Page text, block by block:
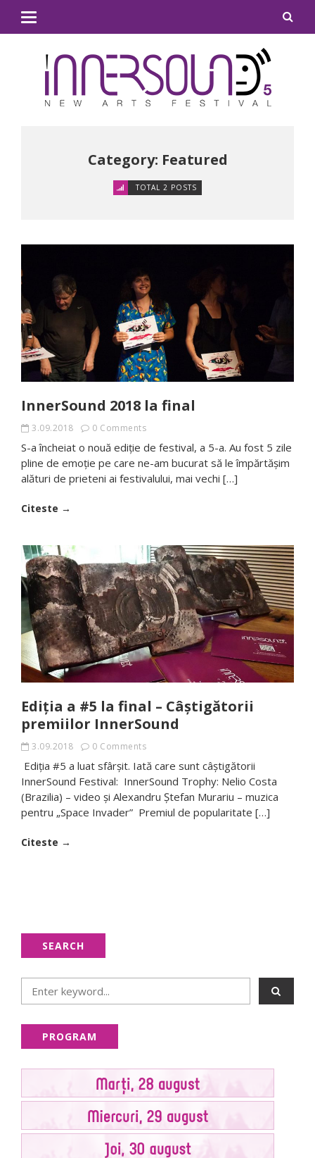
Category: Featured
TOTAL 2 POSTS
InnerSound 2018 la final
3.09.2018 0 Comments
S-a încheiat o nouă ediţie de festival, a 5-a. Au fost 5 zile
pline de emoţie pe care ne-am bucurat să le împărtăşim
alături de prieteni ai festivalului, mai vechi […]
Citeste →
Ediţia a #5 la final – Câştigătorii
premiilor InnerSound
3.09.2018 0 Comments
Ediția #5 a luat sfârșit. Iată care sunt câștigătorii
InnerSound Festival: InnerSound Trophy: Nelio Costa
(Brazilia) – video și Alexandru Ştefan Murariu – muzica
pentru „Space Invader” Premiul de popularitate […]
Citeste →
SEARCH
PROGRAM